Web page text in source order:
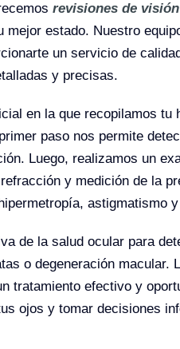
revisiones de
estado. Nuestro
un servicio de
y precisas.
en la que recopilamos tu
paso nos permite
Luego, realizamos un
y medición de la
astigmatismo
de la salud ocular para
o degeneración macular.
tratamiento efectivo y
ojos y tomar decisiones